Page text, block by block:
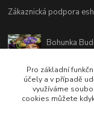
Zákaznická podpora
Bohunka
(Po-Pá -
Pro základní
účely a v případě
využíváme
cookies můžete